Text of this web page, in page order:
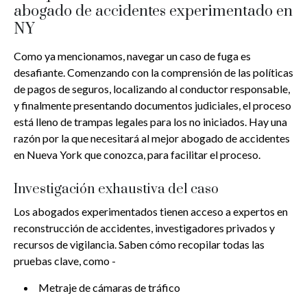
abogado de accidentes experimentado en
NY
Como ya mencionamos, navegar un caso de fuga es
desafiante. Comenzando con la comprensión de las políticas
de pagos de seguros, localizando al conductor responsable,
y finalmente presentando documentos judiciales, el proceso
está lleno de trampas legales para los no iniciados. Hay una
razón por la que necesitará al mejor abogado de accidentes
en Nueva York que conozca, para facilitar el proceso.
Investigación exhaustiva del caso
Los abogados experimentados tienen acceso a expertos en
reconstrucción de accidentes, investigadores privados y
recursos de vigilancia. Saben cómo recopilar todas las
pruebas clave, como -
Metraje de cámaras de tráfico